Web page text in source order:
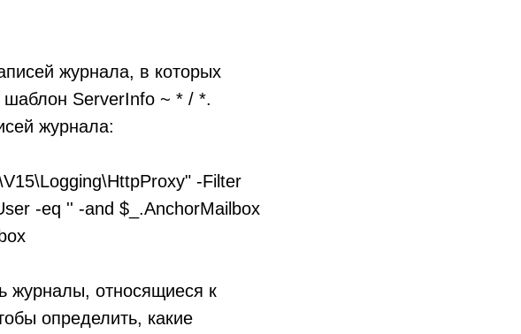
журнала, в которых
шаблон ServerInfo ~ * / *.
журнала:
-Filter
-eq '' -and $_.AnchorMailbox
журналы, относящиеся к
определить, какие